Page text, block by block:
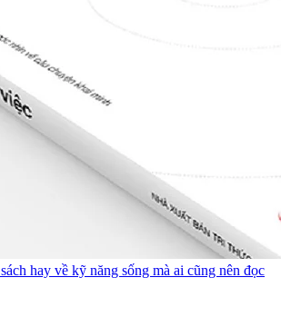
hay về kỹ năng sống mà ai cũng nên đọc